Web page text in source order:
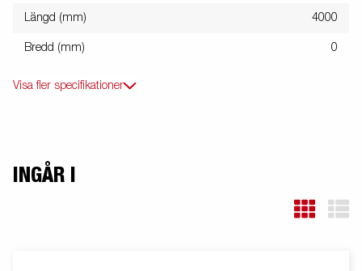
Längd (mm) 4000
Bredd (mm) 0
Visa fler specifikationer
INGÅR I